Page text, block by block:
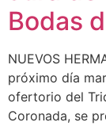
Bodas
NUEVOS
próximo día
ofertorio del
Coronada, se